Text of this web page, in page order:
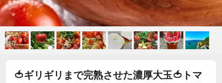
🍅ギリギリまで完熟させた濃厚大玉🍅トマ